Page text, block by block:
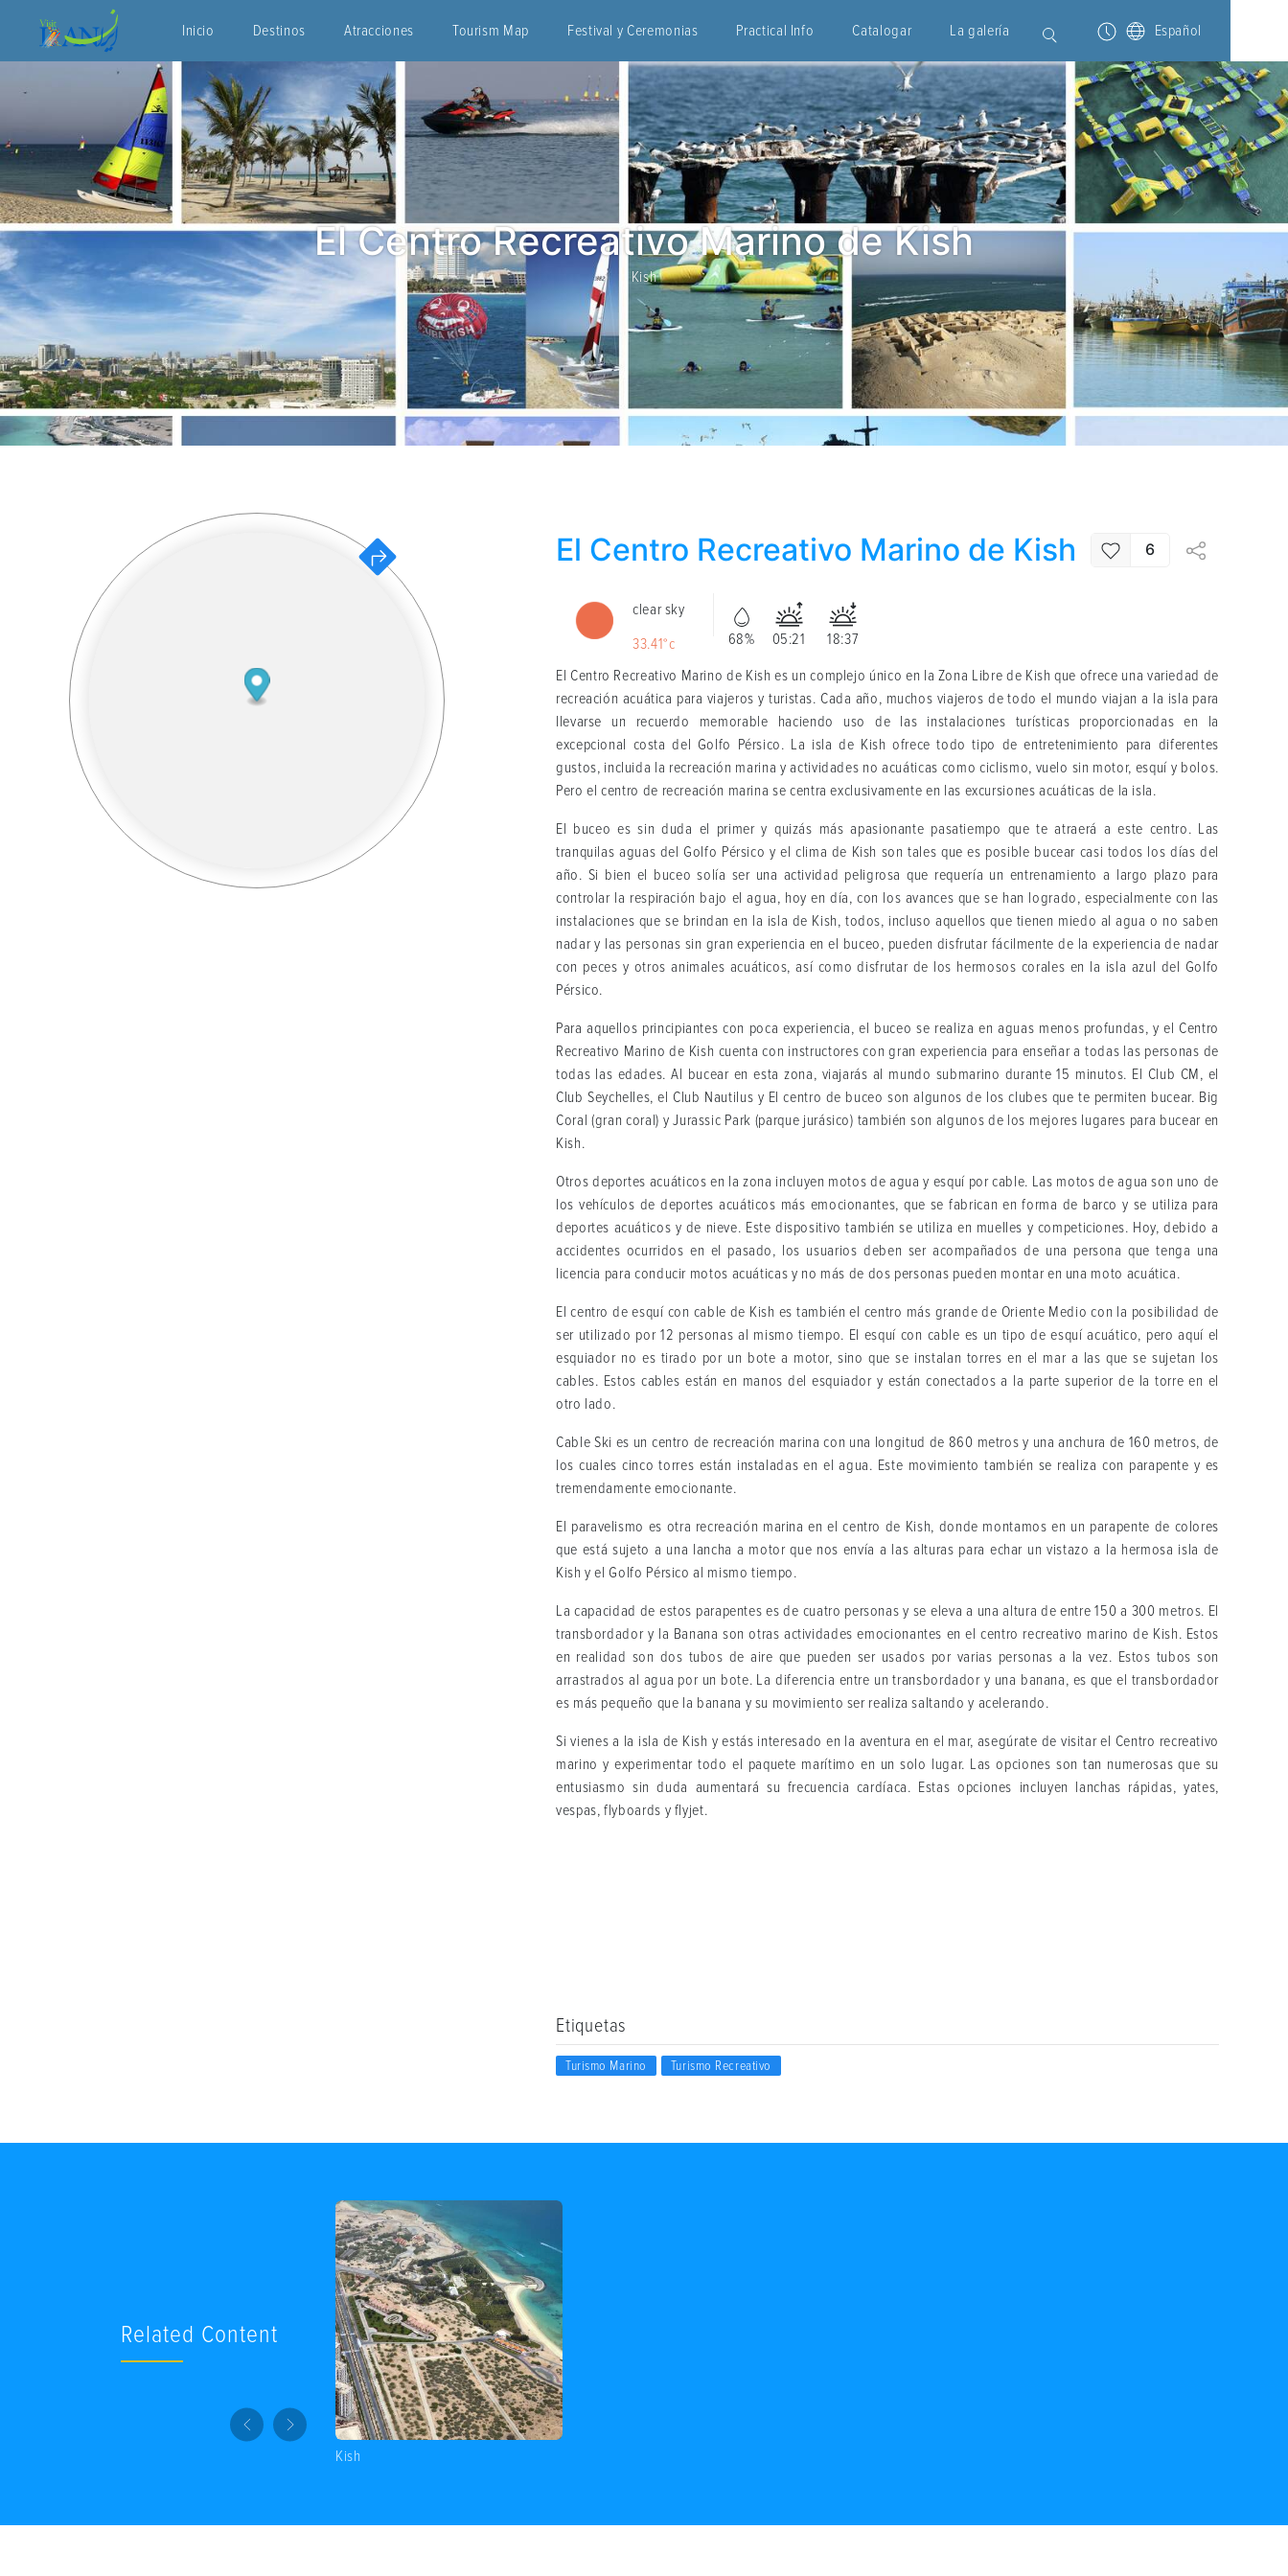
Inicio Destinos Atracciones Tourism Map Festival y Ceremonias Practical Info Catalogar La galería Español
El Centro Recreativo Marino de Kish
Kish
El Centro Recreativo Marino de Kish 6
clear sky
33.41°c
68% 05:21
18:37
El Centro Recreativo Marino de Kish es un complejo único en la Zona Libre de Kish que ofrece una variedad de
recreación acuática para viajeros y turistas. Cada año, muchos viajeros de todo el mundo viajan a la isla para
llevarse un recuerdo memorable haciendo uso de las instalaciones turísticas proporcionadas en la
excepcional costa del Golfo Pérsico. La isla de Kish ofrece todo tipo de entretenimiento para diferentes
gustos, incluida la recreación marina y actividades no acuáticas como ciclismo, vuelo sin motor, esquí y bolos.
Pero el centro de recreación marina se centra exclusivamente en las excursiones acuáticas de la isla.
El buceo es sin duda el primer y quizás más apasionante pasatiempo que te atraerá a este centro. Las
tranquilas aguas del Golfo Pérsico y el clima de Kish son tales que es posible bucear casi todos los días del
año. Si bien el buceo solía ser una actividad peligrosa que requería un entrenamiento a largo plazo para
controlar la respiración bajo el agua, hoy en día, con los avances que se han logrado, especialmente con las
instalaciones que se brindan en la isla de Kish, todos, incluso aquellos que tienen miedo al agua o no saben
nadar y las personas sin gran experiencia en el buceo, pueden disfrutar fácilmente de la experiencia de nadar
con peces y otros animales acuáticos, así como disfrutar de los hermosos corales en la isla azul del Golfo
Pérsico.
Para aquellos principiantes con poca experiencia, el buceo se realiza en aguas menos profundas, y el Centro
Recreativo Marino de Kish cuenta con instructores con gran experiencia para enseñar a todas las personas de
todas las edades. Al bucear en esta zona, viajarás al mundo submarino durante 15 minutos. El Club CM, el
Club Seychelles, el Club Nautilus y El centro de buceo son algunos de los clubes que te permiten bucear. Big
Coral (gran coral) y Jurassic Park (parque jurásico) también son algunos de los mejores lugares para bucear en
Kish.
Otros deportes acuáticos en la zona incluyen motos de agua y esquí por cable. Las motos de agua son uno de
los vehículos de deportes acuáticos más emocionantes, que se fabrican en forma de barco y se utiliza para
deportes acuáticos y de nieve. Este dispositivo también se utiliza en muelles y competiciones. Hoy, debido a
accidentes ocurridos en el pasado, los usuarios deben ser acompañados de una persona que tenga una
licencia para conducir motos acuáticas y no más de dos personas pueden montar en una moto acuática.
El centro de esquí con cable de Kish es también el centro más grande de Oriente Medio con la posibilidad de
ser utilizado por 12 personas al mismo tiempo. El esquí con cable es un tipo de esquí acuático, pero aquí el
esquiador no es tirado por un bote a motor, sino que se instalan torres en el mar a las que se sujetan los
cables. Estos cables están en manos del esquiador y están conectados a la parte superior de la torre en el
otro lado.
Cable Ski es un centro de recreación marina con una longitud de 860 metros y una anchura de 160 metros, de
los cuales cinco torres están instaladas en el agua. Este movimiento también se realiza con parapente y es
tremendamente emocionante.
El paravelismo es otra recreación marina en el centro de Kish, donde montamos en un parapente de colores
que está sujeto a una lancha a motor que nos envía a las alturas para echar un vistazo a la hermosa isla de
Kish y el Golfo Pérsico al mismo tiempo.
La capacidad de estos parapentes es de cuatro personas y se eleva a una altura de entre 150 a 300 metros. El
transbordador y la Banana son otras actividades emocionantes en el centro recreativo marino de Kish. Estos
en realidad son dos tubos de aire que pueden ser usados por varias personas a la vez. Estos tubos son
arrastrados al agua por un bote. La diferencia entre un transbordador y una banana, es que el transbordador
es más pequeño que la banana y su movimiento ser realiza saltando y acelerando.
Si vienes a la isla de Kish y estás interesado en la aventura en el mar, asegúrate de visitar el Centro recreativo
marino y experimentar todo el paquete marítimo en un solo lugar. Las opciones son tan numerosas que su
entusiasmo sin duda aumentará su frecuencia cardíaca. Estas opciones incluyen lanchas rápidas, yates,
vespas, flyboards y flyjet.
Etiquetas
Turismo Marino Turismo Recreativo
Related Content
Kish